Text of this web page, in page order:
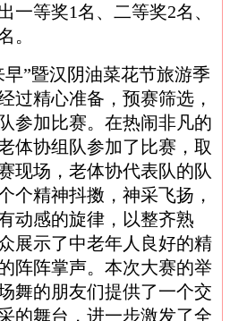
一等奖1名、二等奖2名、
。
”暨汉阴油菜花节旅游季
过精心准备，预赛筛选，
参加比赛。在热闹非凡的
体协组队参加了比赛，取
现场，老体协代表队的队
个精神抖擞，神采飞扬，
动感的旋律，以整齐熟
展示了中老年人良好的精
阵阵掌声。本次大赛的举
舞的朋友们提供了一个交
的舞台，进一步激发了全